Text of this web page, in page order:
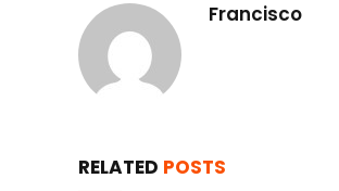
Francisco
RELATED POSTS